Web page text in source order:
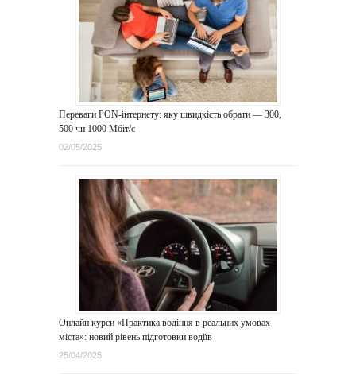
Переваги PON-інтернету: яку швидкість обрати — 300,
500 чи 1000 Мбіт/с
02/05/2025
Онлайн курси «Практика водіння в реальних умовах
міста»: новий рівень підготовки водіїв
25/04/2025